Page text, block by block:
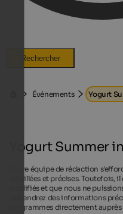
Rechercher
Événements Yogurt
Yogurt Summer
Notre équipe de rédaction
détaillées et précises. Toutefois,
modifiés et que nous ne
obtiendrez des informations
programmes directement